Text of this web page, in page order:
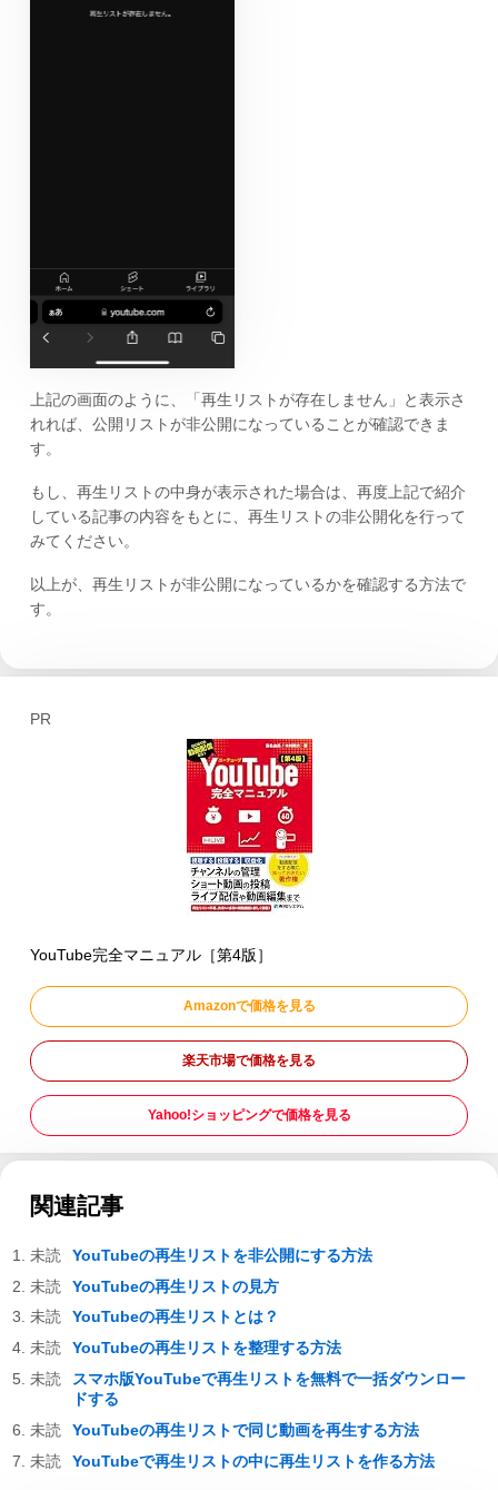
上記の画面のように、「再生リストが存在しません」と表示さ
れれば、公開リストが非公開になっていることが確認できま
す。
もし、再生リストの中身が表示された場合は、再度上記で紹介
している記事の内容をもとに、再生リストの非公開化を行って
みてください。
以上が、再生リストが非公開になっているかを確認する方法で
す。
PR
YouTube完全マニュアル［第4版］
Amazonで価格を見る
楽天市場で価格を見る
Yahoo!ショッピングで価格を見る
関連記事
YouTubeの再生リストを非公開にする方法
YouTubeの再生リストの見方
YouTubeの再生リストとは？
YouTubeの再生リストを整理する方法
スマホ版YouTubeで再生リストを無料で一括ダウンロー
ドする
YouTubeの再生リストで同じ動画を再生する方法
YouTubeで再生リストの中に再生リストを作る方法